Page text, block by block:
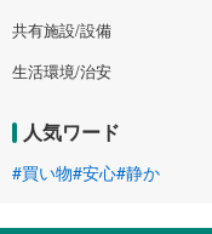
共有施設/設備
生活環境/治安
人気ワード
#買い物#安心#静か